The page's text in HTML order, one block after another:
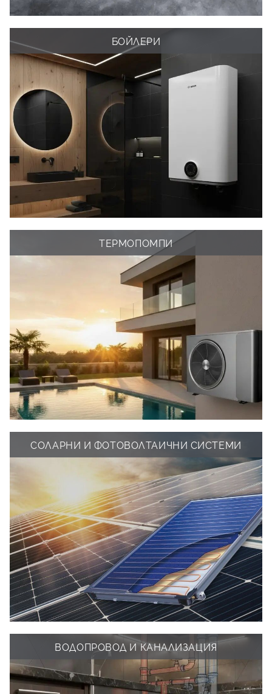
БОЙЛЕРИ
ТЕРМОПОМПИ
СОЛАРНИ И ФОТОВОЛТАИЧНИ СИСТЕМИ
ВОДОПРОВОД И КАНАЛИЗАЦИЯ